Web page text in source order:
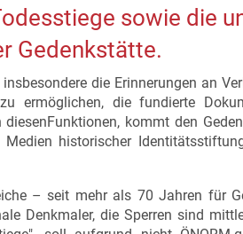
sowie die
Gedenkstätte.
die Erinnerungen an
ermöglichen, die fundierte
kommt den
historischer
– seit mehr als 70 Jahren für
Denkmaler, die Sperren sind